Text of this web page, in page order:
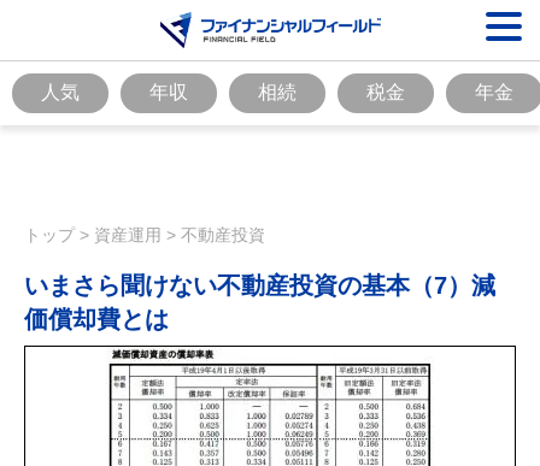
人気 年収 相続 税金 年金
トップ> 資産運用 > 不動産投資
いまさら聞けない不動産投資の基本（7）減
価償却費とは